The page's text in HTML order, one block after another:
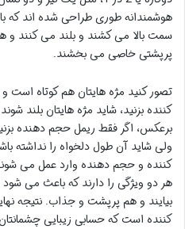
هوشمندانه طوری طراحی شده اند که
سمت بالا می کشند و بلند می کنند
پرپشتی خاصی می بخشند.
تصور کنید مژه هایتان هم کوتاه
کننده بزنید، شاید مژه هایتان بلند
برعکس، اگر فقط ریمل حجم دهنده
ولی شاید آن طول دلخواه را نداشته
کننده و حجم دهنده وارد عمل می
هر دو ویژگی را دارند که باعث می
بیایند و هم پرپشت و جذاب. نتیجه
کننده است که حسابی زیبایی